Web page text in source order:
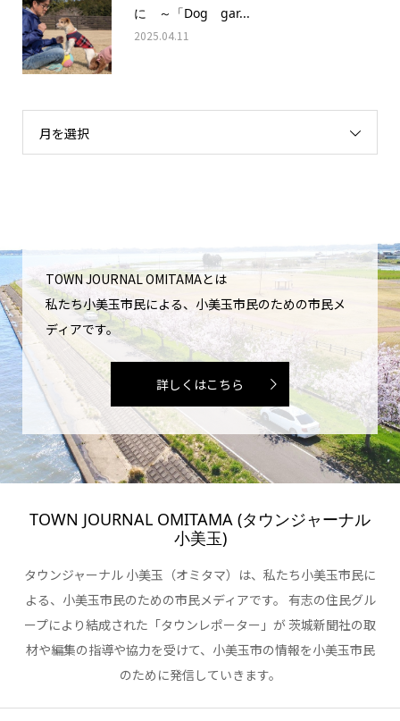
に ～「Dog gar...
2025.04.11
月を選択
TOWN JOURNAL OMITAMAとは
私たち小美玉市民による、小美玉市民のための市民メ
ディアです。
詳しくはこちら
TOWN JOURNAL OMITAMA (タウンジャーナル
小美玉)
タウンジャーナル 小美玉（オミタマ）は、私たち小美玉市民に
よる、小美玉市民のための市民メディアです。 有志の住民グル
ープにより結成された「タウンレポーター」が 茨城新聞社の取
材や編集の指導や協力を受けて、小美玉市の情報を小美玉市民
のために発信していきます。